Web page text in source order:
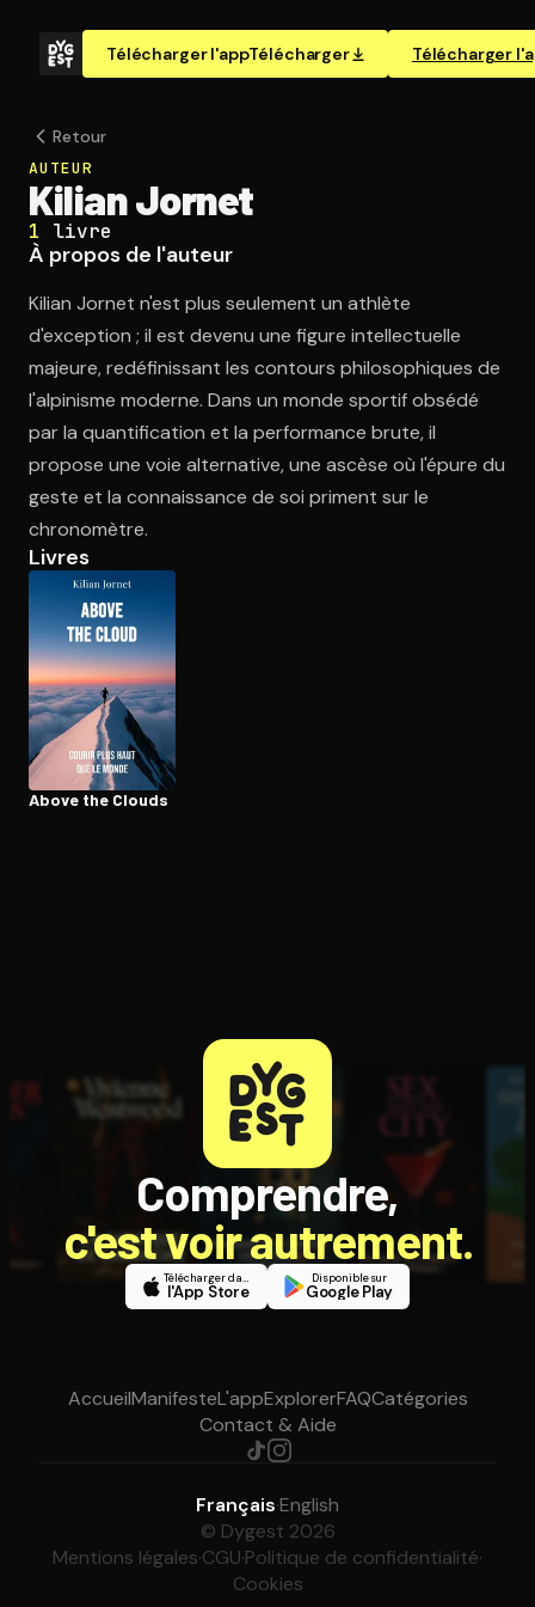
Télécharger l'appTélécharger Télécharger
Ouvre l'app Appareil photo, pointe sur le code. C'est gratuit à
Retour
AUTEUR
Kilian Jornet
1 livre
À propos de l'auteur
Kilian Jornet n'est plus seulement un athlète
d'exception ; il est devenu une figure intellectuelle
majeure, redéfinissant les contours philosophiques de
l'alpinisme moderne. Dans un monde sportif obsédé
par la quantification et la performance brute, il
propose une voie alternative, une ascèse où l'épure du
geste et la connaissance de soi priment sur le
chronomètre.
Livres
Above the Clouds
Comprendre,
c'est voir autrement.
Télécharger dans
l'App Store
Disponible sur
Google Play
AccueilManifesteL'appExplorerFAQCatégories
Contact & Aide
Français·English
© Dygest 2026
Mentions légales·CGU·Politique de confidentialité·
Cookies